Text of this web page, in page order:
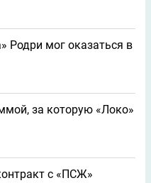
Родри мог оказаться в
за которую «Локо»
с «ПСЖ»